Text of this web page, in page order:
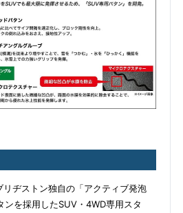
ヂストン独自の「アクティブ発泡
ンを採用したSUV・4WD専用スタ